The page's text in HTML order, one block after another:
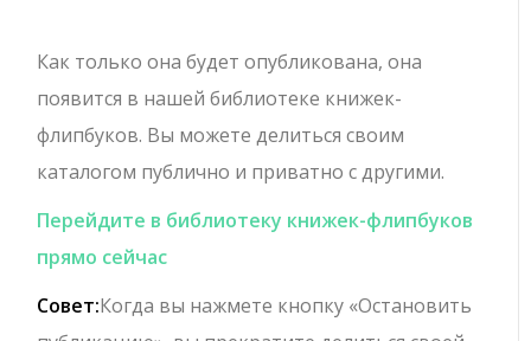
Как только она будет опубликована, она
появится в нашей библиотеке книжек-
флипбуков. Вы можете делиться своим
каталогом публично и приватно с другими.
Перейдите в библиотеку книжек-флипбуков
прямо сейчас
Совет:Когда вы нажмете кнопку «Остановить